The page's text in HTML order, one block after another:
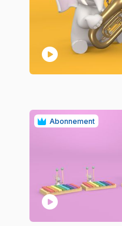
play_circle
Abonnement
play_circle